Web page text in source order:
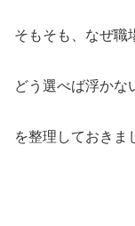
そもそも、なぜ職
どう選べば浮かな
を整理しておきま